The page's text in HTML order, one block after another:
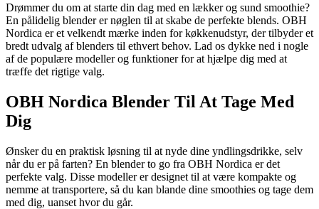
Drømmer du om at starte din dag med en lækker og sund smoothie?
En pålidelig blender er nøglen til at skabe de perfekte blends. OBH
Nordica er et velkendt mærke inden for køkkenudstyr, der tilbyder et
bredt udvalg af blenders til ethvert behov. Lad os dykke ned i nogle
af de populære modeller og funktioner for at hjælpe dig med at
træffe det rigtige valg.
OBH Nordica Blender Til At Tage Med
Dig
Ønsker du en praktisk løsning til at nyde dine yndlingsdrikke, selv
når du er på farten? En blender to go fra OBH Nordica er det
perfekte valg. Disse modeller er designet til at være kompakte og
nemme at transportere, så du kan blande dine smoothies og tage dem
med dig, uanset hvor du går.